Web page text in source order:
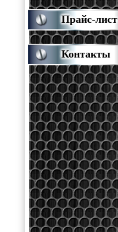
Прайс-лист
Контакты